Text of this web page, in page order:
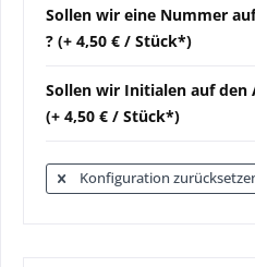
Sollen wir eine Nummer
? (+ 4,50 € / Stück*)
Sollen wir Initialen auf den
(+ 4,50 € / Stück*)
Konfiguration